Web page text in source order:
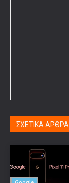
ΣΧΕΤΙΚΑ ΑΡΘΡΑ